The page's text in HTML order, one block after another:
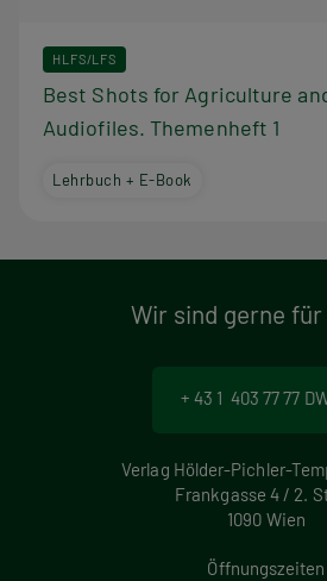
HLFS/LFS
Best Shots for Agriculture
Audiofiles. Themenheft 1
Lehrbuch + E-Book
Wir sind gerne für
+ 43 1 403 77 77
Verlag Hölder-Pichler-
Frankgasse 4 / 2.
1090 Wien
Öffnungszeiten